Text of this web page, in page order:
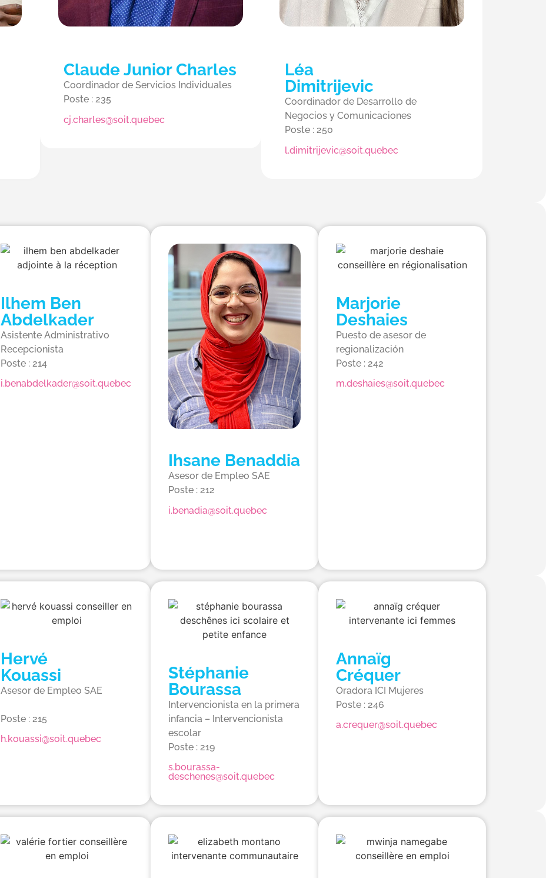
Claude Junior Charles
cj.charles@soit.quebec
Coordinador de Servicios Individuales
Poste : 235
Léa
Dimitrijevic
l.dimitrijevic@soit.quebec​
Coordinador de Desarrollo de
Negocios y Comunicaciones
Poste : 250
Ilhem Ben
Abdelkader
Asistente Administrativo
Recepcionista
Poste : 214
i.benabdelkader@soit.quebec
Ihsane Benaddia
i.benadia@soit.quebec
Asesor de Empleo SAE
Poste : 212
Marjorie
Deshaies
m.deshaies@soit.quebec
Puesto de asesor de
regionalización
Poste : 242
Hervé
Kouassi
h.kouassi@soit.quebec​
Asesor de Empleo SAE
Poste : 215
Stéphanie
Bourassa
s.bourassa-
deschenes@soit.quebec
Intervencionista en la primera
infancia – Intervencionista
escolar
Poste : 219
Annaïg
Créquer
a.crequer@soit.quebec
Oradora ICI Mujeres
Poste : 246